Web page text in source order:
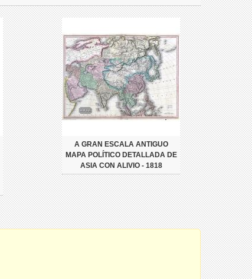
A GRAN ESCALA ANTIGUO
MAPA POLÍTICO DETALLADA DE
ASIA CON ALIVIO - 1818